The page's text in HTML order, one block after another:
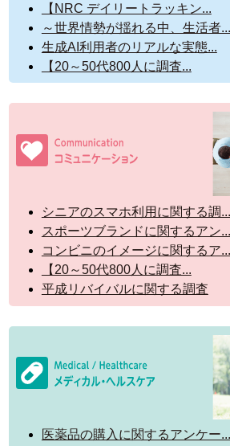
【NRC デイリートラッキン...
～世界情勢が揺れる中、生活者...
生成AI利用者のリアルな実態...
【20～50代800人に調査...
シニアのスマホ利用に関する調...
スポーツブランドに関するアン...
コンビニのイメージに関するア...
【20～50代800人に調査...
平成リバイバルに関する調査
医薬品の購入に関するアンケー...